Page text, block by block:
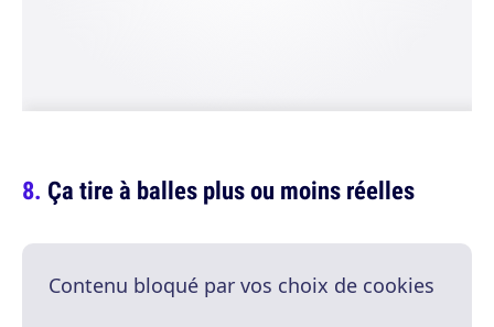
Ça tire à balles plus ou moins réelles
Contenu bloqué par vos choix de cookies